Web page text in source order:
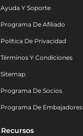
Ayuda Y Soporte
Programa De Afiliado
Política De Privacidad
Términos Y Condiciones
Sitemap
Programa De Socios
Programa De Embajadores
Recursos